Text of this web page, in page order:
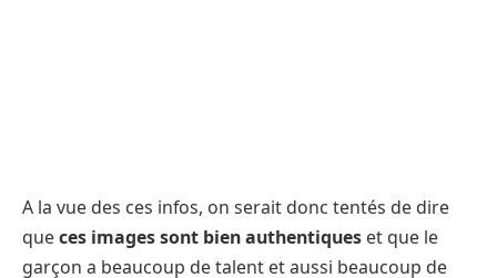
A la vue des ces infos, on serait donc tentés de dire
queces images sont bien authentiques et que le
garçon a beaucoup de talent et aussi beaucoup de